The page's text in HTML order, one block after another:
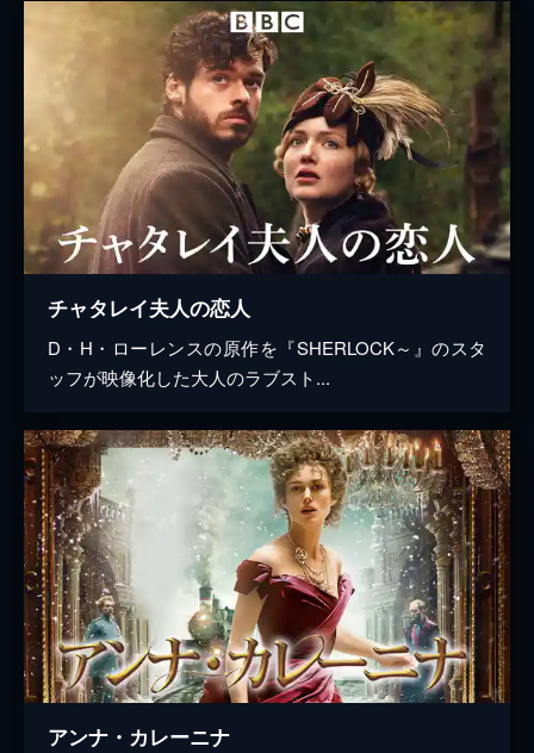
チャタレイ夫人の恋人
D・H・ローレンスの原作を『SHERLOCK～』のスタ
ッフが映像化した大人のラブスト...
アンナ・カレーニナ